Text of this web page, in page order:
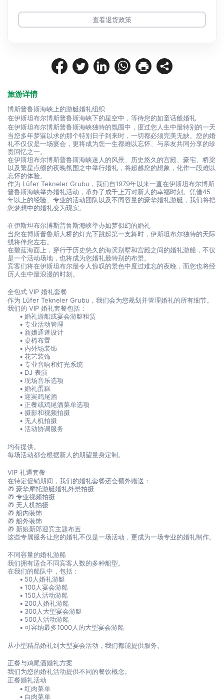
旅游详情
博斯普鲁斯海峡上的游艇婚礼组织
在伊斯坦布尔博斯普鲁斯海峡下的星空中，等待您的如童话般婚礼
在伊斯坦布尔博斯普鲁斯海峡独特的氛围中，度过您人生中最特别的一天
当您多年梦寐以求的那个特别日子到来时，一切都必须完美无缺。您的婚
礼不仅仅是一场宴会，更将成为您一生都难以忘怀、与亲友共同分享的珍
贵回忆之一。
在伊斯坦布尔博斯普鲁斯海峡迷人的风景、历史悠久的宫殿、豪宅、桥梁
以及繁星点缀的夜晚氛围之中举行婚礼，将超越您的想象，化作一段难以
忘怀的体验。
作为 Lüfer Tekneler Grubu，我们自1979年以来一直在伊斯坦布尔博斯
普鲁斯海峡举办婚礼活动，承办了成千上万对新人的幸福时刻。凭借45
年以上的经验、专业的活动团队以及不同容量的豪华婚礼游艇，我们将把
您梦想中的婚礼变为现实。
在伊斯坦布尔博斯普鲁斯海峡举办如梦似幻的婚礼
当您在博斯普鲁斯大桥的灯光下跳起第一支舞时，伊斯坦布尔独特的天际
线将伴您左右。
在碧蓝海面上，穿行于历史悠久的海滨别墅和宫殿之间的婚礼游船，不仅
是一个活动场地，也将成为您婚礼最特别的布景。
宾客们将在伊斯坦布尔最令人惊叹的景色中度过难忘的夜晚，而您也将经
历人生中最浪漫的时刻。
全包式 VIP 婚礼套餐
作为 Lüfer Tekneler Grubu，我们会为您规划并管理婚礼的所有细节。
我们的 VIP 婚礼套餐包括：
婚礼游船或宴会游艇租赁
专业活动管理
新娘通道设计
桌椅布置
内外场装饰
花艺装饰
专业音响和灯光系统
DJ 表演
现场音乐选项
婚礼蛋糕
迎宾鸡尾酒
正餐或鸡尾酒菜单选项
摄影和视频拍摄
无人机拍摄
活动协调服务
均有提供。
每场活动都会根据新人的期望量身定制。
VIP 礼遇套餐
在特定促销期间，我们的婚礼套餐还会额外赠送：
🎁 豪华摩托游艇婚礼外景拍摄
🎁 专业视频拍摄
🎁 无人机拍摄
🎁 船内装饰
🎁 船外装饰
🎁 新娘新郎迎宾主题布置
这些专属服务让您的婚礼不仅是一场活动，更成为一场专业的婚礼制作。
不同容量的婚礼游船
我们拥有适合不同宾客人数的多种船型。
在我们的船队中，包括：
50人婚礼游艇
100人宴会游船
150人活动游船
200人婚礼游船
300人大型宴会游艇
500人活动游船
可容纳最多1000人的大型宴会游船
从小型精品婚礼到大型宴会活动，我们都能提供服务。
正餐与鸡尾酒婚礼方案
我们为您的婚礼活动提供不同的餐饮概念。
正餐婚礼活动
红肉菜单
白肉菜单
查看退货政策